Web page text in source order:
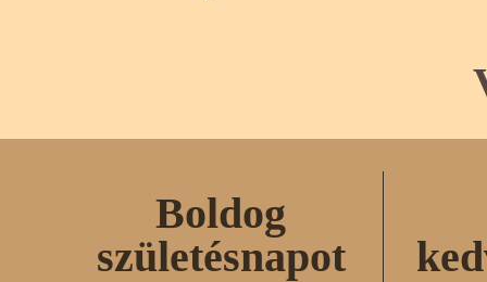
Boldog
születésnapot